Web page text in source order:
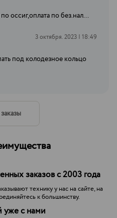
оссиг,оплата по без.нал...
3 октября. 2023 | 18:49
под колодезное кольцо
заказов с 2003 года
технику у нас на сайте, на
к большинству.
уже с нами